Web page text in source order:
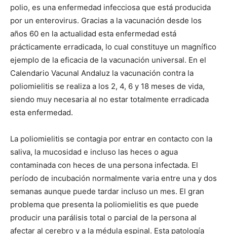
polio, es una enfermedad infecciosa que está producida
por un enterovirus. Gracias a la vacunación desde los
años 60 en la actualidad esta enfermedad está
prácticamente erradicada, lo cual constituye un magnífico
ejemplo de la eficacia de la vacunación universal. En el
Calendario Vacunal Andaluz la vacunación contra la
poliomielitis se realiza a los 2, 4, 6 y 18 meses de vida,
siendo muy necesaria al no estar totalmente erradicada
esta enfermedad.
La poliomielitis se contagia por entrar en contacto con la
saliva, la mucosidad e incluso las heces o agua
contaminada con heces de una persona infectada. El
período de incubación normalmente varia entre una y dos
semanas aunque puede tardar incluso un mes. El gran
problema que presenta la poliomielitis es que puede
producir una parálisis total o parcial de la persona al
afectar al cerebro y a la médula espinal. Esta patología